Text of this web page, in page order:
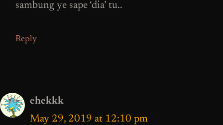
sambung ye sape ‘dia’ tu..
Reply
ehekkk
May 29, 2019 at 12:10 pm